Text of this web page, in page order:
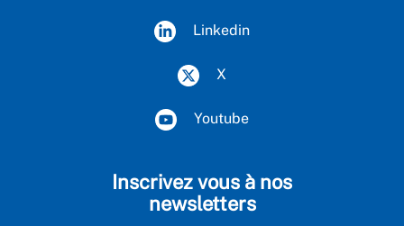
Linkedin
X
Youtube
Inscrivez vous à nos
newsletters